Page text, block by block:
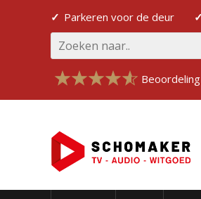
Parkeren voor de deur
Beoordeling